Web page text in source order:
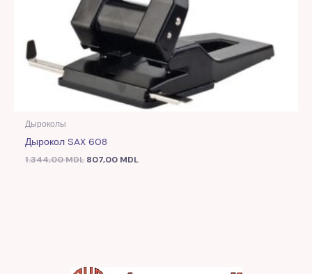
Дыроколы
Дырокол SAX 608
1.344,00MDL 807,00 MDL